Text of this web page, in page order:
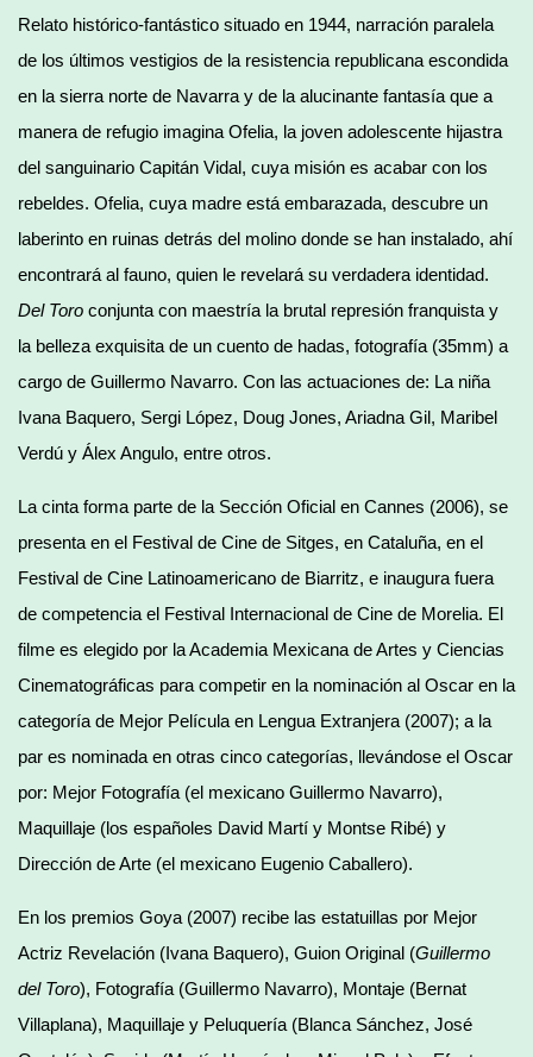
Relato histórico-fantástico situado en 1944, narración paralela
de los últimos vestigios de la resistencia republicana escondida
en la sierra norte de Navarra y de la alucinante fantasía que a
manera de refugio imagina Ofelia, la joven adolescente hijastra
del sanguinario Capitán Vidal, cuya misión es acabar con los
rebeldes. Ofelia, cuya madre está embarazada, descubre un
laberinto en ruinas detrás del molino donde se han instalado, ahí
encontrará al fauno, quien le revelará su verdadera identidad.
Del Toro conjunta con maestría la brutal represión franquista y
la belleza exquisita de un cuento de hadas, fotografía (35mm) a
cargo de Guillermo Navarro. Con las actuaciones de: La niña
Ivana Baquero, Sergi López, Doug Jones, Ariadna Gil, Maribel
Verdú y Álex Angulo, entre otros.
La cinta forma parte de la Sección Oficial en Cannes (2006), se
presenta en el Festival de Cine de Sitges, en Cataluña, en el
Festival de Cine Latinoamericano de Biarritz, e inaugura fuera
de competencia el Festival Internacional de Cine de Morelia. El
filme es elegido por la Academia Mexicana de Artes y Ciencias
Cinematográficas para competir en la nominación al Oscar en la
categoría de Mejor Película en Lengua Extranjera (2007); a la
par es nominada en otras cinco categorías, llevándose el Oscar
por: Mejor Fotografía (el mexicano Guillermo Navarro),
Maquillaje (los españoles David Martí y Montse Ribé) y
Dirección de Arte (el mexicano Eugenio Caballero).
En los premios Goya (2007) recibe las estatuillas por Mejor
Actriz Revelación (Ivana Baquero), Guion Original (Guillermo
del Toro), Fotografía (Guillermo Navarro), Montaje (Bernat
Villaplana), Maquillaje y Peluquería (Blanca Sánchez, José